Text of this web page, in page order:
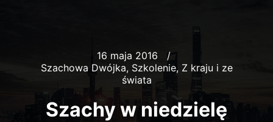
16 maja 2016
Szachowa Dwójka, Szkolenie, Z kraju i ze
świata
Szachy w niedzielę